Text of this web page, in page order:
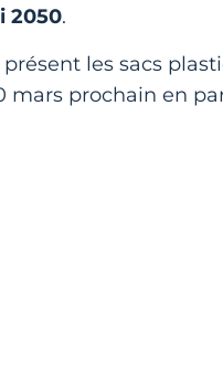
2050.
les sacs
mars prochain en